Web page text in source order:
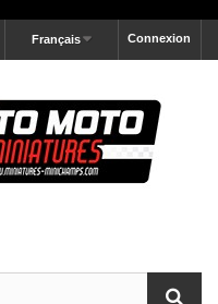
Connexion
Français